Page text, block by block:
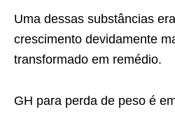
Uma dessas substâncias
crescimento devidamente
transformado em remédio.
GH para perda de peso é